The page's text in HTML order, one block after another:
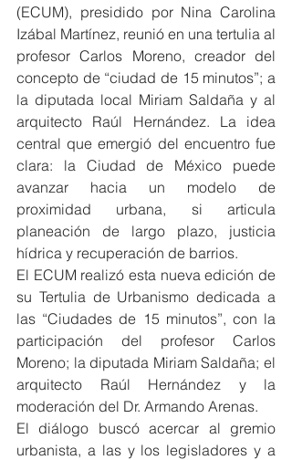
(ECUM), presidido por Nina Carolina
Izábal Martínez, reunió en una tertulia al
profesor Carlos Moreno, creador del
concepto de “ciudad de 15 minutos”; a
la diputada local Miriam Saldaña y al
arquitecto Raúl Hernández. La idea
central que emergió del encuentro fue
clara: la Ciudad de México puede
avanzar hacia un modelo de
proximidad urbana, si articula
planeación de largo plazo, justicia
hídrica y recuperación de barrios.
El ECUM realizó esta nueva edición de
su Tertulia de Urbanismo dedicada a
las “Ciudades de 15 minutos”, con la
participación del profesor Carlos
Moreno; la diputada Miriam Saldaña; el
arquitecto Raúl Hernández y la
moderación del Dr. Armando Arenas.
El diálogo buscó acercar al gremio
urbanista, a las y los legisladores y a